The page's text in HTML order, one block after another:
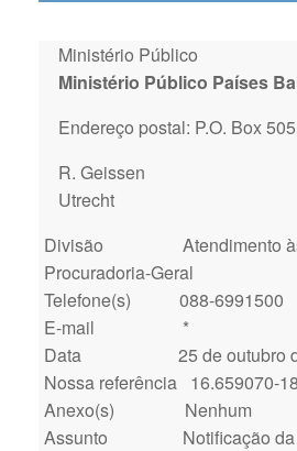
Ministério Público
Ministério Público Países
Endereço postal: P.O. Box
R. Geissen
Utrecht
Divisão Atendimento às
Procuradoria-Geral
Telefone(s) 088-6991500
E-mail *
Data 25 de outubro de
Nossa referência 16.659070-18
Anexo(s) Nenhum
Assunto Notificação da